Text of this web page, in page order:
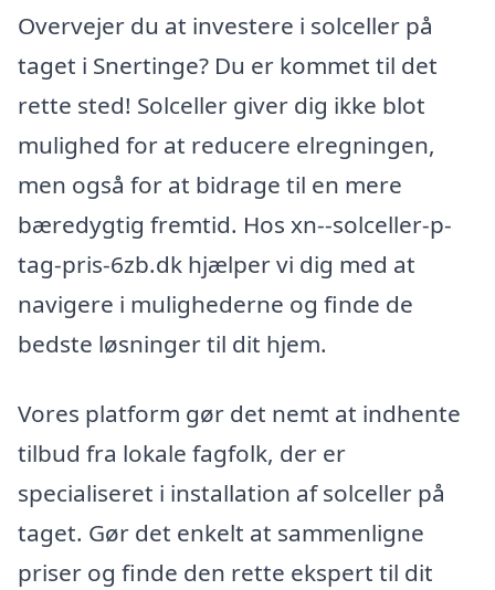
Overvejer du at investere i solceller på
taget i Snertinge? Du er kommet til det
rette sted! Solceller giver dig ikke blot
mulighed for at reducere elregningen,
men også for at bidrage til en mere
bæredygtig fremtid. Hos xn--solceller-p-
tag-pris-6zb.dk hjælper vi dig med at
navigere i mulighederne og finde de
bedste løsninger til dit hjem.
Vores platform gør det nemt at indhente
tilbud fra lokale fagfolk, der er
specialiseret i installation af solceller på
taget. Gør det enkelt at sammenligne
priser og finde den rette ekspert til dit